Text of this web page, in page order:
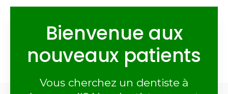
Bienvenue aux
nouveaux patients
Vous cherchez un dentiste à